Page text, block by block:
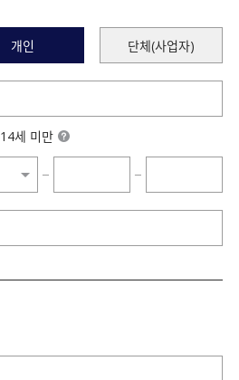
개인 단체(사업자)
세 미만
− −